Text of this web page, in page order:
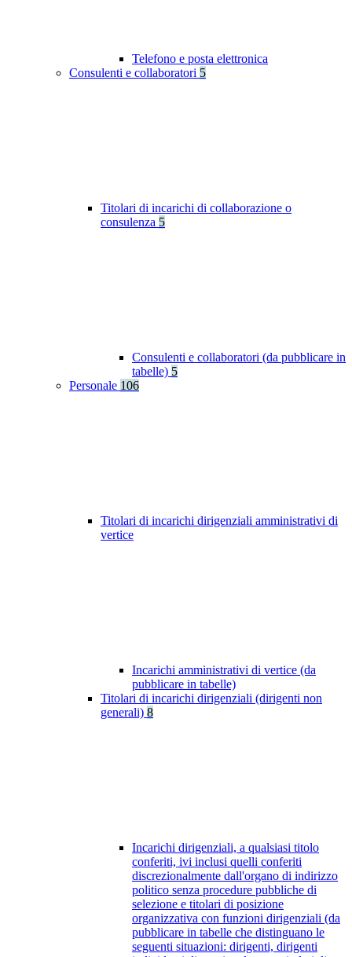
Telefono e posta elettronica
Consulenti e collaboratori 5
Titolari di incarichi di collaborazione o
consulenza 5
Consulenti e collaboratori (da pubblicare in
tabelle) 5
Personale 106
Titolari di incarichi dirigenziali amministrativi di
vertice
Incarichi amministrativi di vertice (da
pubblicare in tabelle)
Titolari di incarichi dirigenziali (dirigenti non
generali) 8
Incarichi dirigenziali, a qualsiasi titolo
conferiti, ivi inclusi quelli conferiti
discrezionalmente dall'organo di indirizzo
politico senza procedure pubbliche di
selezione e titolari di posizione
organizzativa con funzioni dirigenziali (da
pubblicare in tabelle che distinguano le
seguenti situazioni: dirigenti, dirigenti